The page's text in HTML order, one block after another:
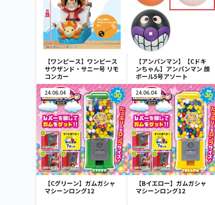
【ワンピース】ワンピース
サウザンド・サニー号 リモ
コンカー
【アンパンマン】【Cドキ
ンちゃん】アンパンマン 顔
ボール5号アソート
24.06.04
【Cグリーン】ガムガシャ
マシーンロング12
24.06.04
【Bイエロー】ガムガシャ
マシーンロング12